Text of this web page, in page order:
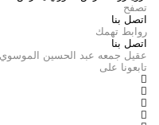
تصفح
اتصل بنا
روابط تهمك
اتصل بنا
عقيل جمعه عبد الحسين الموسوي
تابعونا على